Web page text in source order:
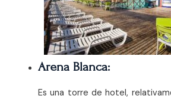
Arena Blanca:
Es una torre de hotel,